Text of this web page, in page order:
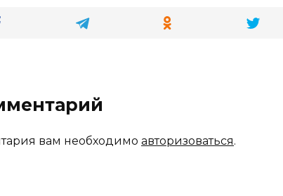
вам необходимо авторизоваться.